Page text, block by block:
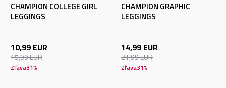
CHAMPION COLLEGE GIRL
LEGGINGS
10,99 EUR
15,99EUR
Zľava31%
CHAMPION GRAPHIC
LEGGINGS
14,99 EUR
21,99EUR
Zľava31%